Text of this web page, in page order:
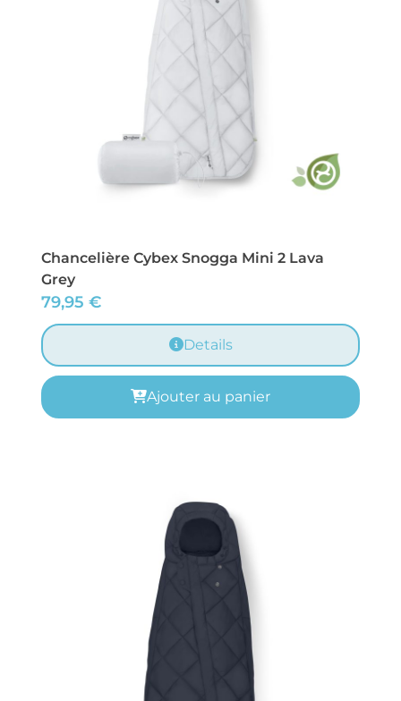
Chancelière Cybex Snogga Mini 2 Lava
Grey
79,95 €
Details
Ajouter au panier